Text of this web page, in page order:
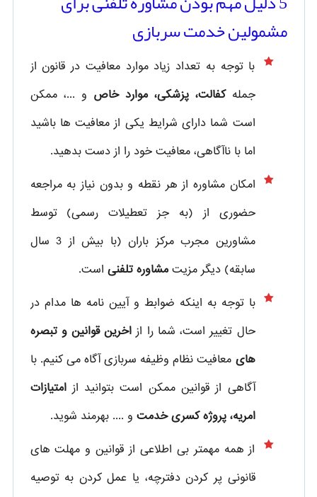
مشمولین خدمت سربازی
با توجه به تعداد زیاد موارد معافیت در قانون از
جملهکفالت، پزشکی، موارد خاص و ...، ممکن
است شما دارای شرایط یکی از معافیت ها باشید
اما با ناآگاهی، معافیت خود را از دست بدهید.
امکان مشاوره از هر نقطه و بدون نیاز به مراجعه
حضوری از
(به جز تعطیلات رسمی) توسط
مشاورین مجرب مرکز باران (با بیش از 3 سال
سابقه) دیگر مزیتمشاوره تلفنی است.
با توجه به اینکه ضوابط و آیین نامه ها مدام در
حال تغییر است، شما را از اخرین قوانین و تبصره
های معافیت نظام وظیفه سربازی آگاه می کنیم. با
آگاهی از قوانین ممکن است بتوانید از امتیازات
امریه، پروژه کسری خدمت و .... بهرمند شوید.
از همه مهمتر بی اطلاعی از قوانین و مهلت های
قانونی پر کردن دفترچه، یا عمل کردن به توصیه